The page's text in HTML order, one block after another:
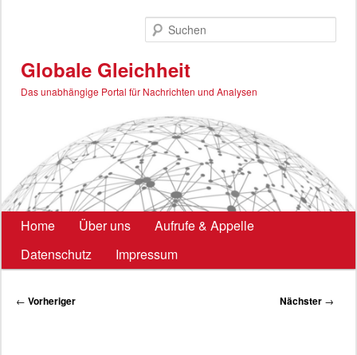
Globale Gleichheit
Das unabhängige Portal für Nachrichten und Analysen
Hauptmenü
Home Über uns
Aufrufe & Appelle
Datenschutz
Impressum
Beitragsnavigation
← Vorheriger Nächster →